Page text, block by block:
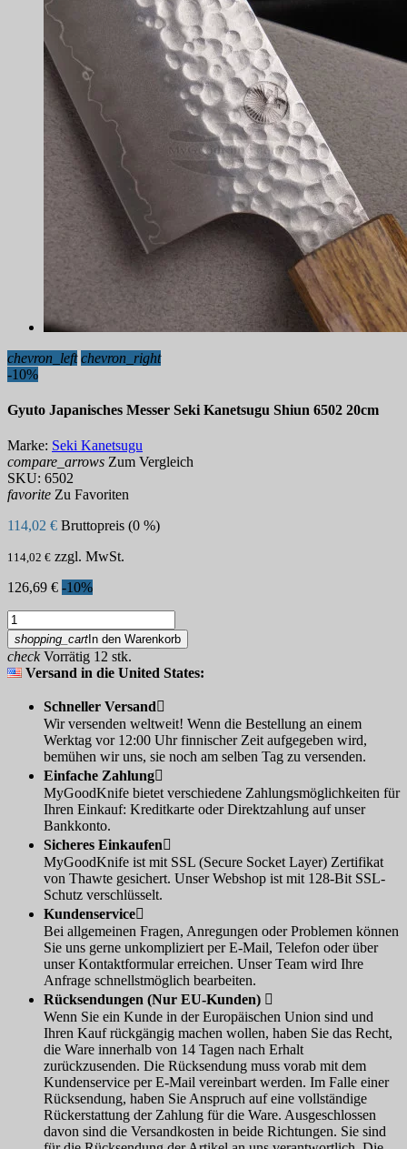
chevron_left chevron_right
-10%
Gyuto Japanisches Messer Seki Kanetsugu Shiun 6502 20cm
Marke: Seki Kanetsugu
compare_arrows Zum Vergleich
SKU: 6502
favorite Zu Favoriten
114,02 € Bruttopreis (0 %)
114,02 € zzgl. MwSt.
126,69 € -10%
shopping_cart In den Warenkorb
checkVorrätig 12 stk.
Versand in die United States:
Schneller Versand
Wir versenden weltweit! Wenn die Bestellung an einem
Werktag vor 12:00 Uhr finnischer Zeit aufgegeben wird,
bemühen wir uns, sie noch am selben Tag zu versenden.
Einfache Zahlung
MyGoodKnife bietet verschiedene Zahlungsmöglichkeiten für
Ihren Einkauf: Kreditkarte oder Direktzahlung auf unser
Bankkonto.
Sicheres Einkaufen
MyGoodKnife ist mit SSL (Secure Socket Layer) Zertifikat
von Thawte gesichert. Unser Webshop ist mit 128-Bit SSL-
Schutz verschlüsselt.
Kundenservice
Bei allgemeinen Fragen, Anregungen oder Problemen können
Sie uns gerne unkompliziert per E-Mail, Telefon oder über
unser Kontaktformular erreichen. Unser Team wird Ihre
Anfrage schnellstmöglich bearbeiten.
Rücksendungen (Nur EU-Kunden) 
Wenn Sie ein Kunde in der Europäischen Union sind und
Ihren Kauf rückgängig machen wollen, haben Sie das Recht,
die Ware innerhalb von 14 Tagen nach Erhalt
zurückzusenden. Die Rücksendung muss vorab mit dem
Kundenservice per E-Mail vereinbart werden. Im Falle einer
Rücksendung, haben Sie Anspruch auf eine vollständige
Rückerstattung der Zahlung für die Ware. Ausgeschlossen
davon sind die Versandkosten in beide Richtungen. Sie sind